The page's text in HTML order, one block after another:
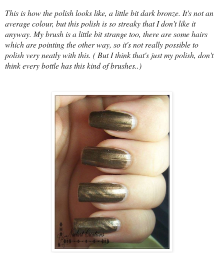
This is how the polish looks like, a little bit dark bronze. It's not an
average colour, but this polish is so streaky that I don't like it
anyway. My brush is a little bit strange too, there are some hairs
which are pointing the other way, so it's not really possible to
polish very neatly with this. ( But I think that's just my polish, don't
think every bottle has this kind of brushes..)